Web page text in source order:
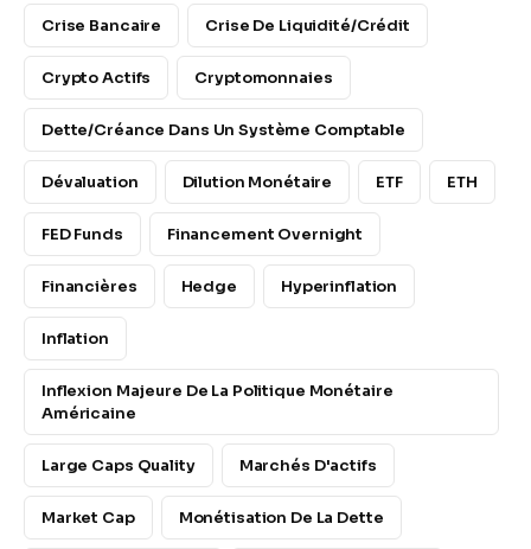
Crise Bancaire Crise De Liquidité/crédit
Crypto Actifs Cryptomonnaies
Dette/créance Dans Un Système Comptable
Dévaluation Dilution Monétaire ETF ETH
FED Funds Financement Overnight
Financières Hedge Hyperinflation
Inflation
Inflexion Majeure De La Politique Monétaire
Américaine
Large Caps Quality Marchés D'actifs
Market Cap Monétisation De La Dette